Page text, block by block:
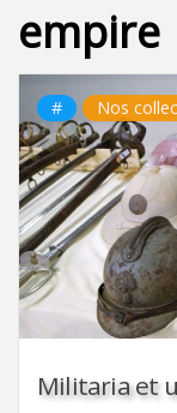
empire
# Nos
Militaria et